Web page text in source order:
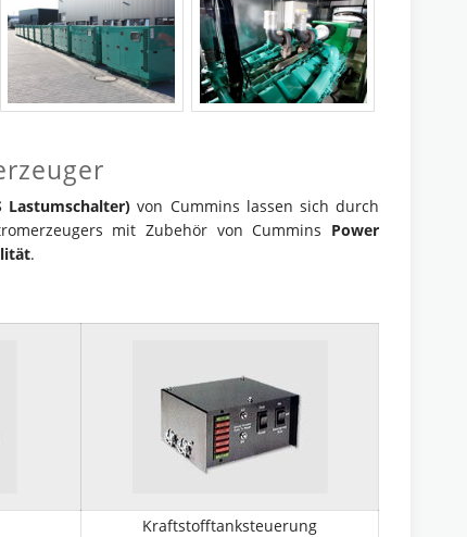
von Cummins lassen sich durch
mit Zubehör von Cummins Power
.
Kraftstofftanksteuerung